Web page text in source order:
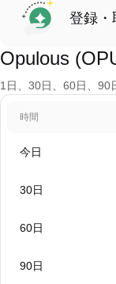
登録・
Opulous
1日、30日、60日、90
時間
今日
30日
60日
90日